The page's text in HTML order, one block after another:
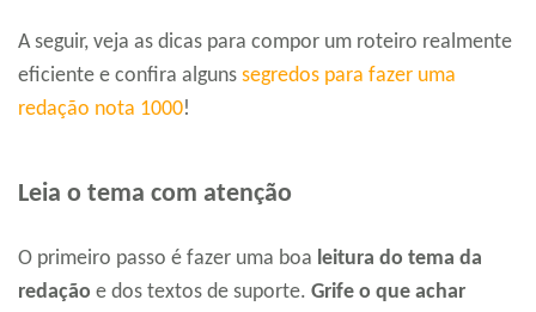
A seguir, veja as dicas para compor um roteiro realmente
eficiente e confira alguns segredos para fazer uma
redação nota 1000!
Leia o tema com atenção
O primeiro passo é fazer uma boa leitura do tema da
redação e dos textos de suporte. Grife o que achar